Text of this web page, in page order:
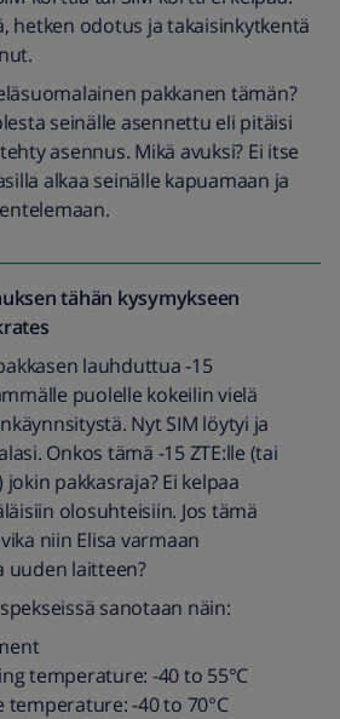
hetken odotus ja takaisinkytkentä
pakkanen tämän?
seinälle asennettu eli pitäisi
asennus. Mikä avuksi? Ei itse
alkaa seinälle kapuamaan ja
tähän kysymykseen
lauhduttua -15
puolelle kokeilin vielä
Nyt SIM löytyi ja
Onkos tämä -15 ZTE:lle (tai
jokin pakkasraja? Ei kelpaa
olosuhteisiin. Jos tämä
niin Elisa varmaan
uuden laitteen?
sanotaan näin:
temperature: -40 to 55°C
temperature: -40 to 70°C